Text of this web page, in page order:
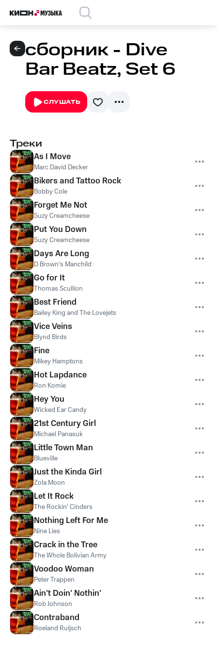
сборник - Dive
Bar Beatz, Set 6
СЛУШАТЬ
Треки
As I Move
Marc David Decker
Bikers and Tattoo Rock
Bobby Cole
Forget Me Not
Suzy Creamcheese
Put You Down
Suzy Creamcheese
Days Are Long
D Brown's Manchild
Go for It
Thomas Scullion
Best Friend
Bailey King and The Lovejets
Vice Veins
Blynd Birds
Fine
Mikey Hamptons
Hot Lapdance
Ron Komie
Hey You
Wicked Ear Candy
21st Century Girl
Michael Panasuk
Little Town Man
Blueville
Just the Kinda Girl
Zola Moon
Let It Rock
The Rockin' Cinders
Nothing Left For Me
Nine Lies
Crack in the Tree
The Whole Bolivian Army
Voodoo Woman
Peter Trappen
Ain't Doin' Nothin'
Rob Johnson
Contraband
Roeland Ruijsch